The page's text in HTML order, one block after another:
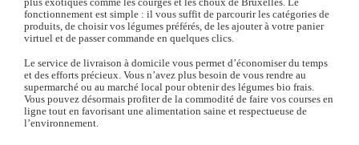
plus exotiques comme les courges et les choux de Bruxelles. Le
fonctionnement est simple : il vous suffit de parcourir les catégories de
produits, de choisir vos légumes préférés, de les ajouter à votre panier
virtuel et de passer commande en quelques clics.
Le service de livraison à domicile vous permet d’économiser du temps
et des efforts précieux. Vous n’avez plus besoin de vous rendre au
supermarché ou au marché local pour obtenir des légumes bio frais.
Vous pouvez désormais profiter de la commodité de faire vos courses en
ligne tout en favorisant une alimentation saine et respectueuse de
l’environnement.